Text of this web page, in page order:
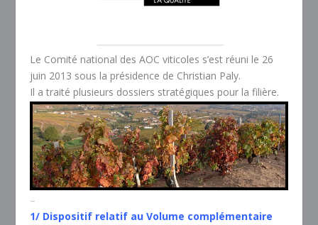
Le Comité national des AOC viticoles s’est réuni le 26
juin 2013 sous la présidence de Christian Paly.
Il a traité plusieurs dossiers stratégiques pour la filière.
–
1/ Dispositif relatif au Volume complémentaire